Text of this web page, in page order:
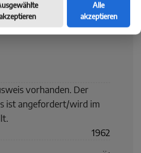
vorhanden. Der
ist angefordert/wird im
1962
Alle
akzeptieren